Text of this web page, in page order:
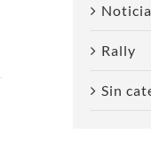
Rally
Sin